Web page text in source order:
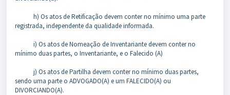
h) Os atos de Retificação devem conter no mínimo uma parte
registrada, independente da qualidade informada.
i) Os atos de Nomeação de Inventariante devem conter no
mínimo duas partes, o Inventariante, e o Falecido (A)
j) Os atos de Partilha devem conter no mínimo duas partes,
sendo uma parte o ADVOGADO(A) e um FALECIDO(A) ou
DIVORCIANDO(A).